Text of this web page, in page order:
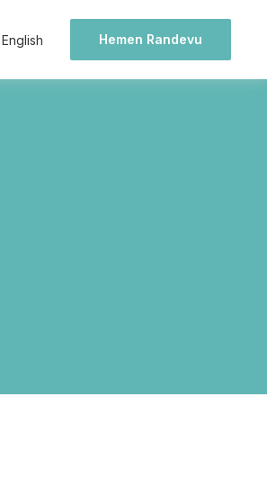
English Hemen Randevu